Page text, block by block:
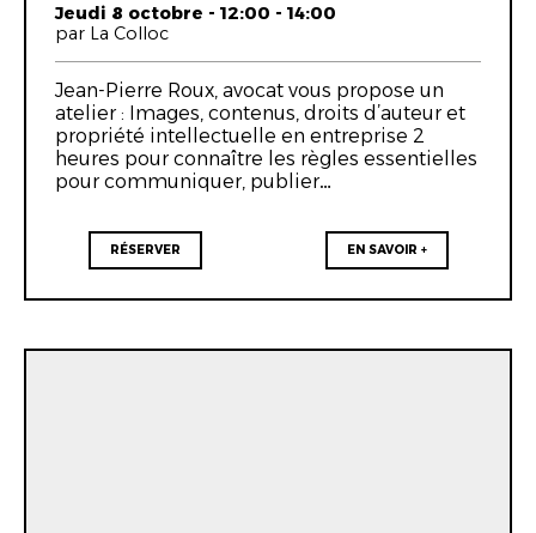
Jeudi 8 octobre - 12:00 - 14:00
par La Colloc
Jean-Pierre Roux, avocat vous propose un
atelier : Images, contenus, droits d’auteur et
propriété intellectuelle en entreprise 2
heures pour connaître les règles essentielles
pour communiquer, publier…
RÉSERVER EN SAVOIR +